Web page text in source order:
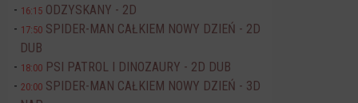
16:15 ODZYSKANY - 2D
17:50 SPIDER-MAN CAŁKIEM NOWY DZIEŃ - 2D
DUB
18:00 PSI PATROL I DINOZAURY - 2D DUB
20:00 SPIDER-MAN CAŁKIEM NOWY DZIEŃ - 3D